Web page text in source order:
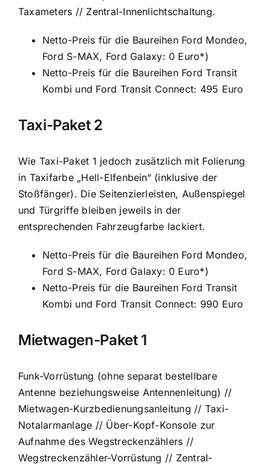
Taxameters // Zentral-Innenlichtschaltung.
Netto-Preis für die Baureihen Ford Mondeo,
Ford S-MAX, Ford Galaxy: 0 Euro*)
Netto-Preis für die Baureihen Ford Transit
Kombi und Ford Transit Connect: 495 Euro
Taxi-Paket 2
Wie Taxi-Paket 1 jedoch zusätzlich mit Folierung
in Taxifarbe „Hell-Elfenbein“ (inklusive der
Stoßfänger). Die Seitenzierleisten, Außenspiegel
und Türgriffe bleiben jeweils in der
entsprechenden Fahrzeugfarbe lackiert.
Netto-Preis für die Baureihen Ford Mondeo,
Ford S-MAX, Ford Galaxy: 0 Euro*)
Netto-Preis für die Baureihen Ford Transit
Kombi und Ford Transit Connect: 990 Euro
Mietwagen-Paket 1
Funk-Vorrüstung (ohne separat bestellbare
Antenne beziehungsweise Antennenleitung) //
Mietwagen-Kurzbedienungsanleitung // Taxi-
Notalarmanlage // Über-Kopf-Konsole zur
Aufnahme des Wegstreckenzählers //
Wegstreckenzähler-Vorrüstung // Zentral-